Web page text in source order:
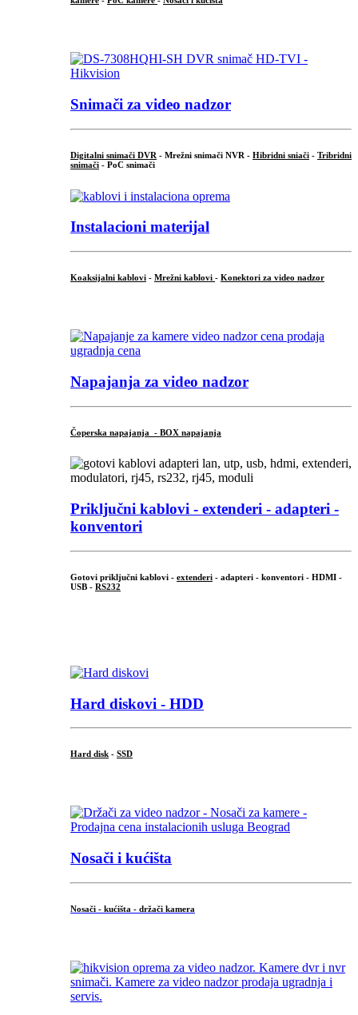
Snimači za video nadzor
Digitalni snimači DVR - Mrežni snimači NVR - Hibridni sniači - Tribridni
snimači - PoC snimači
Instalacioni materijal
Koaksijalni kablovi - Mrežni kablovi - Konektori za video nadzor
Napajanja za video nadzor
Čoperska napajanja - BOX napajanja
Priključni kablovi - extenderi - adapteri -
konventori
Gotovi priključni kablovi - extenderi - adapteri - konventori - HDMI -
USB - RS232
Hard diskovi - HDD
Hard disk - SSD
Nosači i kućišta
Nosači - kućišta - držači kamera